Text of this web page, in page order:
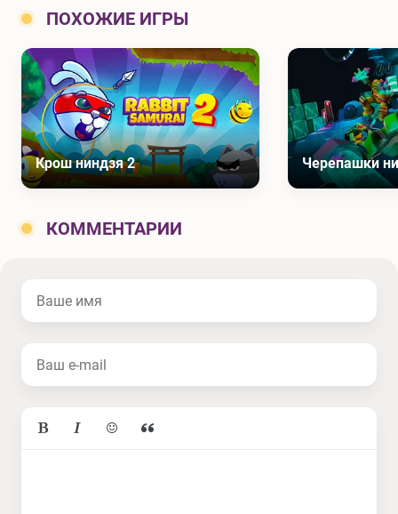
ПОХОЖИЕ ИГРЫ
Крош ниндзя 2
КОММЕНТАРИИ